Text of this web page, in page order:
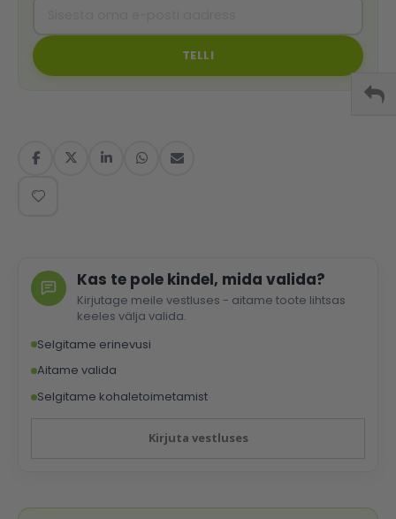
TELLI
Kas te pole kindel, mida valida?
Kirjutage meile vestluses - aitame toote lihtsas
keeles välja valida.
Selgitame erinevusi
Aitame valida
Selgitame kohaletoimetamist
Kirjuta vestluses